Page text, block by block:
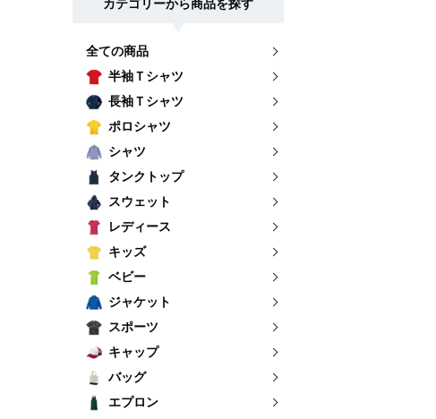
カテゴリーから商品を探す
全ての商品
半袖Ｔシャツ
長袖Ｔシャツ
ポロシャツ
シャツ
タンクトップ
スウェット
レディース
キッズ
ベビー
ジャケット
スポーツ
キャップ
バッグ
エプロン